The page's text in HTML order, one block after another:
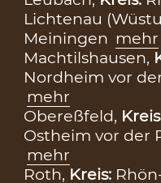
Lichtenau
Meiningen mehr
Machtilshausen,
Nordheim vor
mehr
Obereßfeld,
Ostheim vor der
mehr
Roth, Kreis: